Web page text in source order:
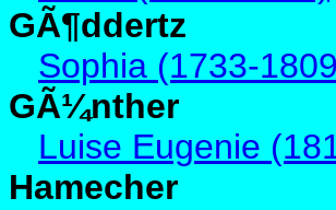
GÃ¶ddertz
Sophia (1733-
GÃ¼nther
Luise Eugenie
Hamecher